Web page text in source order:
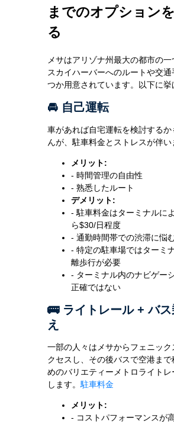
までのオプション
る
メサはアリゾナ州最大の都市の一
スカイハーバーへのルートや交通
つか用意されています。以下に挙
🚘 自己運転
車があれば自宅運転を検討するか
んが、駐車料金とストレスが伴い
メリット:
- 時間管理の自由性
- 熟悉したルート
デメリット:
- 駐車料金はターミナルに
ら$30/日程度
- 通勤時間帯での渋滞に悩
- 特定の駐車場ではターミ
離歩行が必要
- ターミナル内のナビゲー
正確ではない
🚌 ライトレール + バ
え
一部の人々はメサからフェニック
クセスし、その後バスで空港まで
めのバリエティーメトロライトレ
します。 駐車料金
メリット:
- コストパフォーマンスが